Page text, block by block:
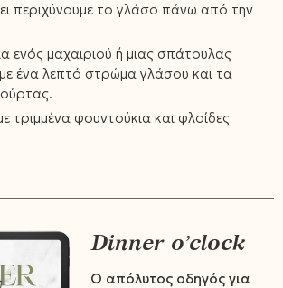
περιχύνουμε το γλάσο πάνω από την
ενός μαχαιριού ή μιας σπάτουλας
ένα λεπτό στρώμα γλάσου και τα
τριμμένα φουντούκια και φλοίδες
Dinner o’clock
Ο απόλυτος οδηγός για